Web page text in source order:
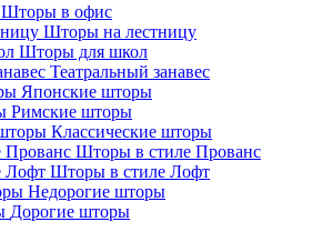
Шторы в офис
Шторы на лестницу
Шторы для школ
Театральный занавес
Японские шторы
Римские шторы
Классические шторы
Шторы в стиле Прованс
Шторы в стиле Лофт
Недорогие шторы
Дорогие шторы